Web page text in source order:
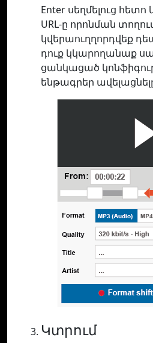
Enter սեղմելուց
URL-ը որոնման
կվերաուղղորդվեք
դուք կկարողանաք
ցանկացած
ենթագրեր
Կտրում